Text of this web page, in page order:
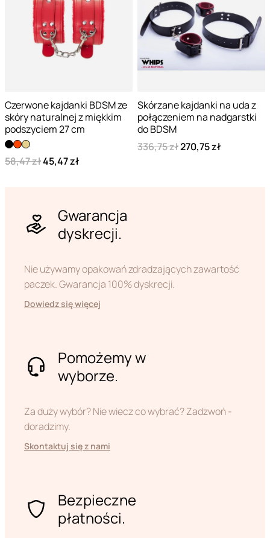
Czerwone kajdanki BDSM ze
skóry naturalnej z miękkim
podszyciem 27 cm
58,47 zł45,47 zł
Skórzane kajdanki na uda z
połączeniem na nadgarstki
do BDSM
336,75 zł270,75 zł
Gwarancja
dyskrecji.
Nie używamy opakowań zdradzających zawartość
paczek. Gwarancja 100% dyskrecji.
Dowiedz się więcej
Pomożemy w
wyborze.
Za duży wybór? Nie wiecz co wybrać? Zadzwoń -
doradzimy.
Skontaktuj się z nami
Bezpieczne
płatności.